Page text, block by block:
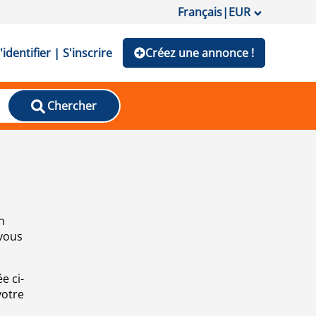
Français|EUR
| S'inscrire Créez une annonce !
Chercher
ci-